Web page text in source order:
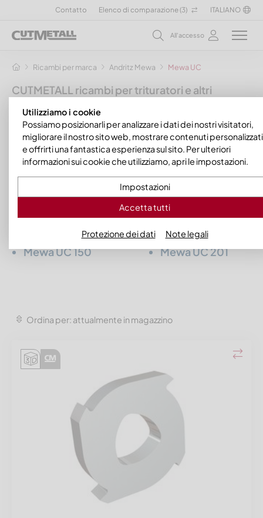
Contatto Elenco di comparazione (3) ITALIANO
All'accesso
Ricambi per marca Andritz Mewa Mewa UC
CUTMETALL ricambi per trituratori e altri
per il produttore Andritz Mewa
In qualità di operatori di un impianto MeWa o Andritz MeWa,
troverete nel nostro assortimento i pezzi di ricambio adatti,
come forbici del rotore e altre parti soggette a usura per le
seguenti macchine dellaserie di trituratori primari
monoalbero stazionari Mewa UC di Andritz Mewa
Mewa UC 120
Mewa UC 150
Mewa UC 85
Mewa UC 120 HD
Mewa UC 201
Ordina per: attualmente in magazzino
Utilizziamo i cookie
Possiamo posizionarli per analizzare i dati dei nostri visitatori,
migliorare il nostro sito web, mostrare contenuti personalizzati
e offrirti una fantastica esperienza sul sito. Per ulteriori
informazioni sui cookie che utilizziamo, apri le impostazioni.
Impostazioni
Accetta tutti
Protezione dei dati Note legali